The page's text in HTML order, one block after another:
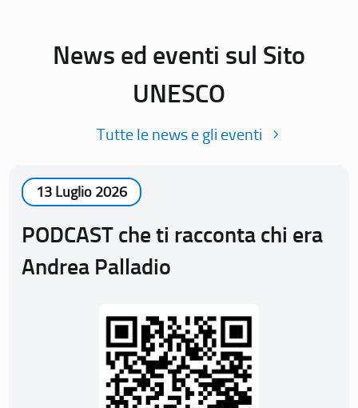
News ed eventi sul Sito
UNESCO
Tutte le news e gli eventi
13 Luglio 2026
PODCAST che ti racconta chi era
Andrea Palladio